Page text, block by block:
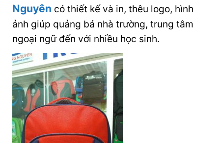
Nguyên có thiết kế và in, thêu logo, hình
ảnh giúp quảng bá nhà trường, trung tâm
ngoại ngữ đến với nhiều học sinh.